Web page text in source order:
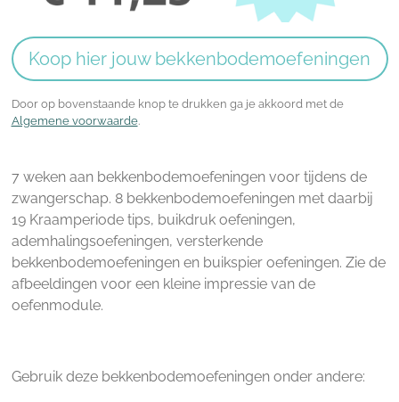
Koop hier jouw bekkenbodemoefeningen
Door op bovenstaande knop te drukken ga je akkoord met de
Algemene voorwaarde.
7 weken aan bekkenbodemoefeningen voor tijdens de
zwangerschap. 8 bekkenbodemoefeningen met daarbij
19 Kraamperiode tips, buikdruk oefeningen,
ademhalingsoefeningen, versterkende
bekkenbodemoefeningen en buikspier oefeningen. Zie de
afbeeldingen voor een kleine impressie van de
oefenmodule.
Gebruik deze bekkenbodemoefeningen onder andere: